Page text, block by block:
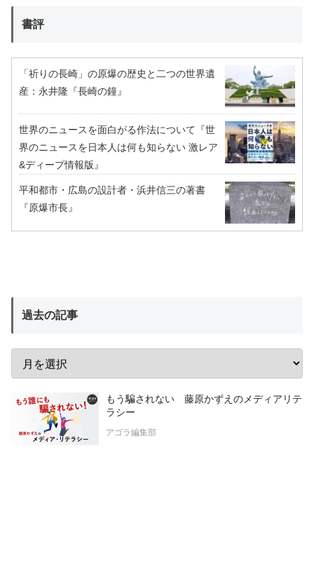
書評
「祈りの長崎」の原爆の歴史と二つの世界遺
産：永井隆『長崎の鐘』
世界のニュースを面白がる作法について『世
界のニュースを日本人は何も知らない 激レア
&ディープ情報版』
平和都市・広島の設計者・浜井信三の著書
『原爆市長』
過去の記事
もう騙されない 藤原かずえのメディアリテ
ラシー
アゴラ編集部